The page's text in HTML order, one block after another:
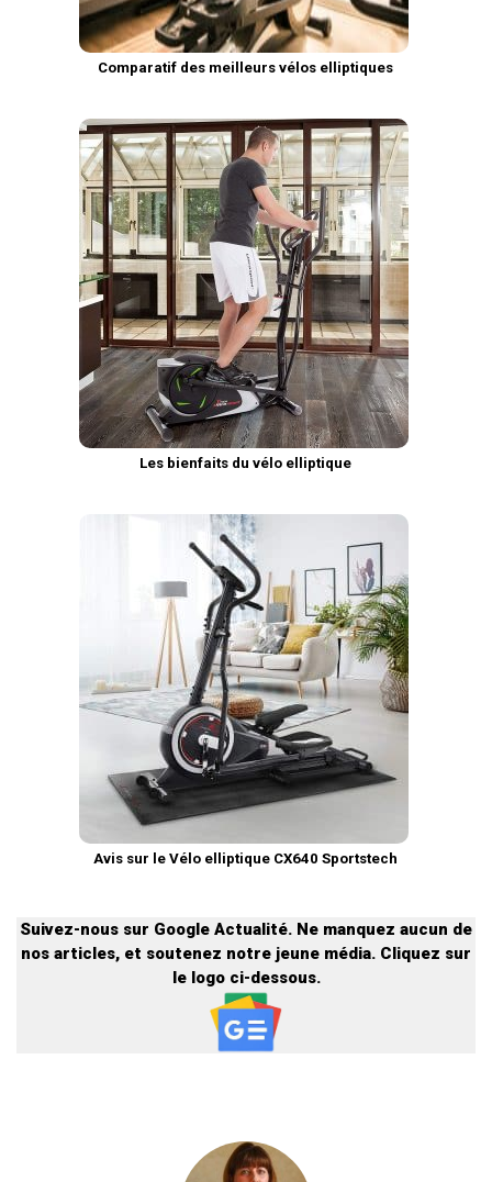
Comparatif des meilleurs vélos elliptiques
Les bienfaits du vélo elliptique
Avis sur le Vélo elliptique CX640 Sportstech
Suivez-nous sur Google Actualité. Ne manquez aucun de
nos articles, et soutenez notre jeune média. Cliquez sur
le logo ci-dessous.